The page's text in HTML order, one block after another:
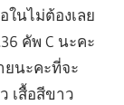
ในไม่ต้องเลย
คัพ C นะคะ
ยนะคะที่จะ
เสื้อสีขาว